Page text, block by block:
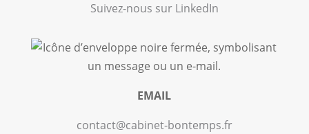
Suivez-nous sur LinkedIn
EMAIL
contact@cabinet-bontemps.fr